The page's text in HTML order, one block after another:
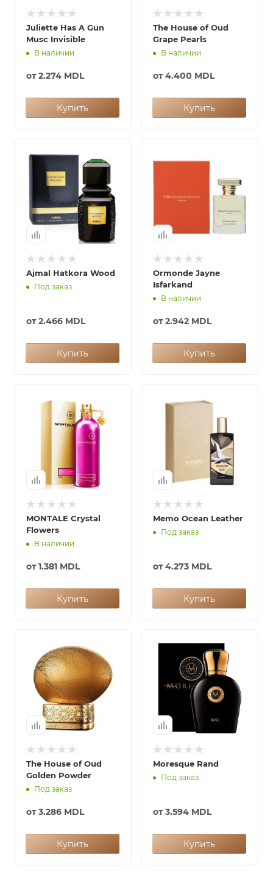
Juliette Has A Gun
Musc Invisible
В наличии
от2.274 MDL
Купить
The House of Oud
Grape Pearls
В наличии
от4.400 MDL
Купить
Ajmal Hatkora Wood
Под заказ
от2.466 MDL
Купить
Ormonde Jayne
Isfarkand
В наличии
от2.942 MDL
Купить
MONTALE Crystal
Flowers
В наличии
от1.381 MDL
Купить
Memo Ocean Leather
Под заказ
от4.273 MDL
Купить
The House of Oud
Golden Powder
Под заказ
от3.286 MDL
Купить
Moresque Rand
Под заказ
от3.594 MDL
Купить